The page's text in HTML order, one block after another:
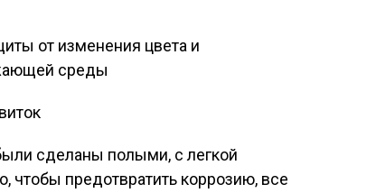
от изменения цвета и
среды
сделаны полыми, с легкой
чтобы предотвратить коррозию, все